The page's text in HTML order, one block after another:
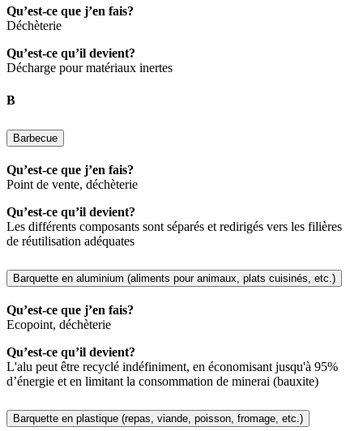
Qu’est-ce que j’en fais?
Déchèterie
Qu’est-ce qu’il devient?
Décharge pour matériaux inertes
B
Barbecue
Qu’est-ce que j’en fais?
Point de vente, déchèterie
Qu’est-ce qu’il devient?
Les différents composants sont séparés et redirigés vers les filières
de réutilisation adéquates
Barquette en aluminium (aliments pour animaux, plats cuisinés, etc.)
Qu’est-ce que j’en fais?
Ecopoint, déchèterie
Qu’est-ce qu’il devient?
L'alu peut être recyclé indéfiniment, en économisant jusqu'à 95%
d’énergie et en limitant la consommation de minerai (bauxite)
Barquette en plastique (repas, viande, poisson, fromage, etc.)